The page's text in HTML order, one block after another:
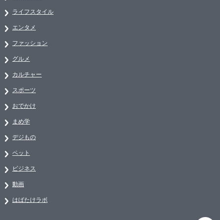
ライフスタイル
エンタメ
ファッション
グルメ
カルチャー
スポーツ
おでかけ
まめ学
デジもの
ペット
ビジネス
動画
はばたけラボ